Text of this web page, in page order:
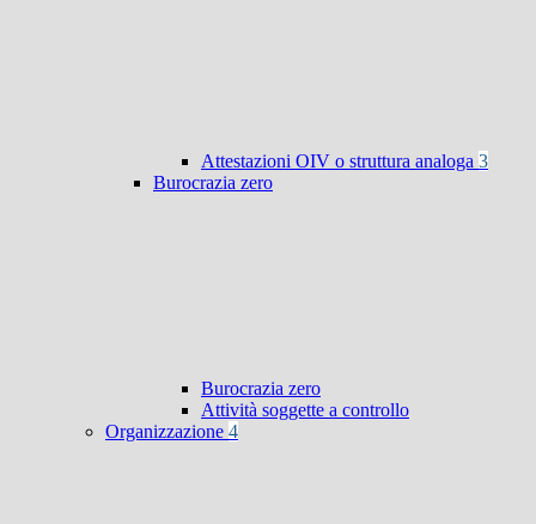
Attestazioni OIV o struttura analoga 3
Burocrazia zero
Burocrazia zero
Attività soggette a controllo
Organizzazione 4